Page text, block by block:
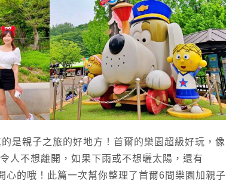
是親子之旅的好地方！首爾的樂園超級好玩，像
人不想離開，如果下雨或不想曬太陽，還有
的哦！此篇一次幫你整理了首爾6間樂園加親子